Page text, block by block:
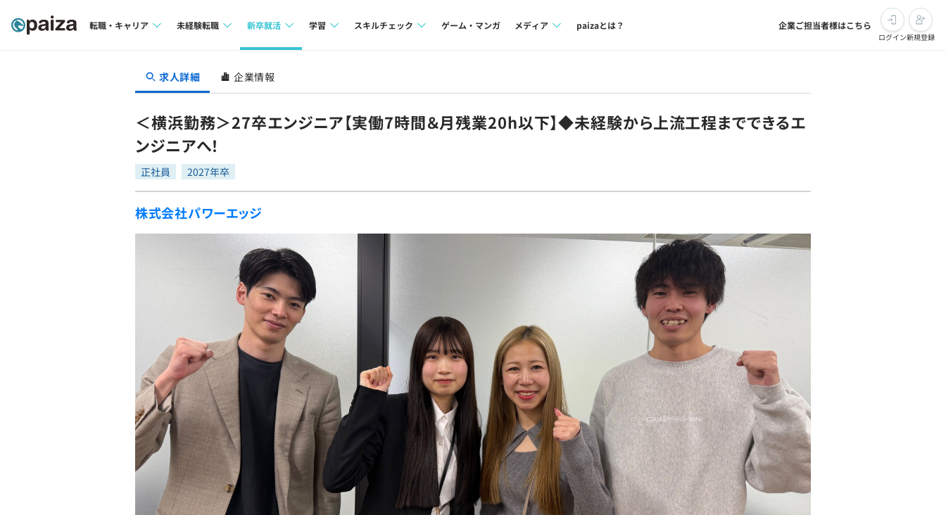
転職・キャリア
転職成功ガイド
未経験転職
求人検索
転職成功ガイド
新卒就活
本選考
インターン
インタビュー
就活成功ガイド
学習
4択課題
リファレンス
契約内容・クーポン
スキルチェック
評価結果一覧
ゲーム・マンガ メディア
note
paizaとは？ 企業ご担当者様はこちら
ログイン新規登録
求人詳細 企業情報
＜横浜勤務＞27卒エンジニア【実働7時間＆月残業20h以下】◆未経験から上流工程までできるエ
ンジニアへ！
正社員 2027年卒
株式会社パワーエッジ